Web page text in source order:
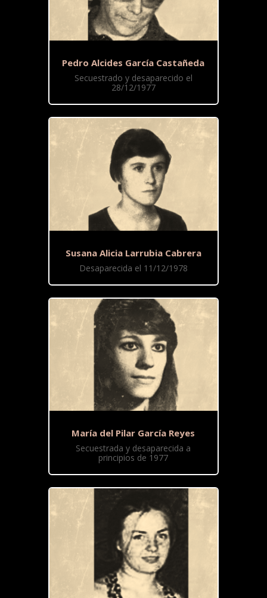
Pedro Alcides García Castañeda
Secuestrado y desaparecido el
28/12/1977
Susana Alicia Larrubia Cabrera
Desaparecida el 11/12/1978
María del Pilar García Reyes
Secuestrada y desaparecida a
principios de 1977